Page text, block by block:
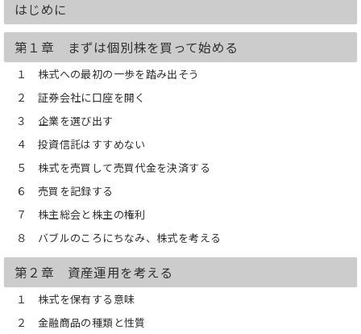
れる一冊です。
＜本文より抜粋＞
売買をなるべくせず、
無関係のゼロサムのゲームである。
る。
長期資産運用はプラスサムであるから、
株式に関する知識があまり高くないと
か、時間がないといった個人にも向いて
いる。
はじめに
第１章 まずは個別株を買って始める
１ 株式への最初の一歩を踏み出そう
２ 証券会社に口座を開く
３ 企業を選び出す
４ 投資信託はすすめない
５ 株式を売買して売買代金を決済する
６ 売買を記録する
７ 株主総会と株主の権利
８ バブルのころにちなみ、株式を考える
第２章 資産運用を考える
１ 株式を保有する意味
２ 金融商品の種類と性質